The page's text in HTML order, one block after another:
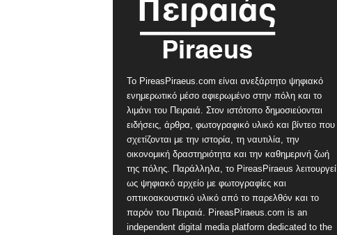
Το PireasPiraeus.com είναι ανεξάρτητο ψηφιακό
ενημερωτικό μέσο αφιερωμένο στην πόλη και το
λιμάνι του Πειραιά. Στον ιστότοπο δημοσιεύονται
ειδήσεις, άρθρα, φωτογραφικό υλικό και βίντεο που
σχετίζονται με την ιστορία, τη ναυτιλία, την
οικονομική δραστηριότητα και την καθημερινή ζωή
της πόλης. Παράλληλα, το PireasPiraeus λειτουργεί
ως ψηφιακό αρχείο με φωτογραφίες και
οπτικοακουστικό υλικό από το παρελθόν και το
παρόν του Πειραιά. PireasPiraeus.com is an
independent digital media platform dedicated to the